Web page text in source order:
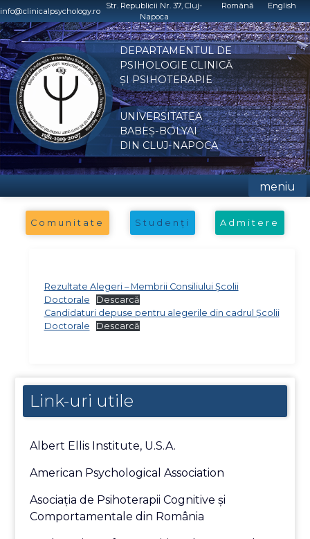
Skip
to
content
info@clinicalpsychology.ro
Str. Republicii Nr. 37, Cluj-
Napoca
Română English
DEPARTAMENTUL DE
PSIHOLOGIE CLINICĂ
ȘI PSIHOTERAPIE
UNIVERSITATEA
BABEȘ-BOLYAI
DIN CLUJ-NAPOCA
meniu
Comunitate Studenți Admitere
Link-uri utile
Albert Ellis Institute, U.S.A.
American Psychological Association
Asociaţia de Psihoterapii Cognitive şi
Comportamentale din România
Rezultate Alegeri – Membrii Consiliului Școlii
Doctorale
Descarcă
Candidaturi depuse pentru alegerile din cadrul Școlii
Doctorale
Descarcă